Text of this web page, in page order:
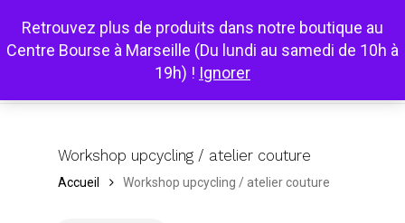
Retrouvez plus de produits dans notre boutique au
Centre Bourse à Marseille (Du lundi au samedi de 10h à
19h) ! Ignorer
main
search
MenuCart Close
Cart
Workshop upcycling / atelier couture
Accueil Workshop upcycling / atelier couture
Close